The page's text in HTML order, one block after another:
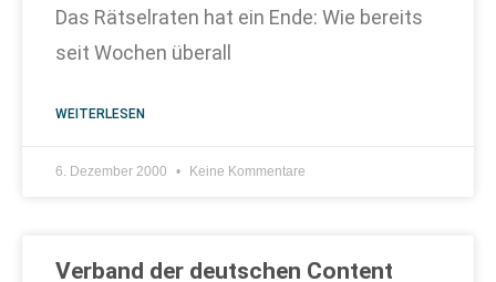
Das Rätselraten hat ein Ende: Wie bereits
seit Wochen überall
WEITERLESEN
6. Dezember 2000 Keine Kommentare
Verband der deutschen Content